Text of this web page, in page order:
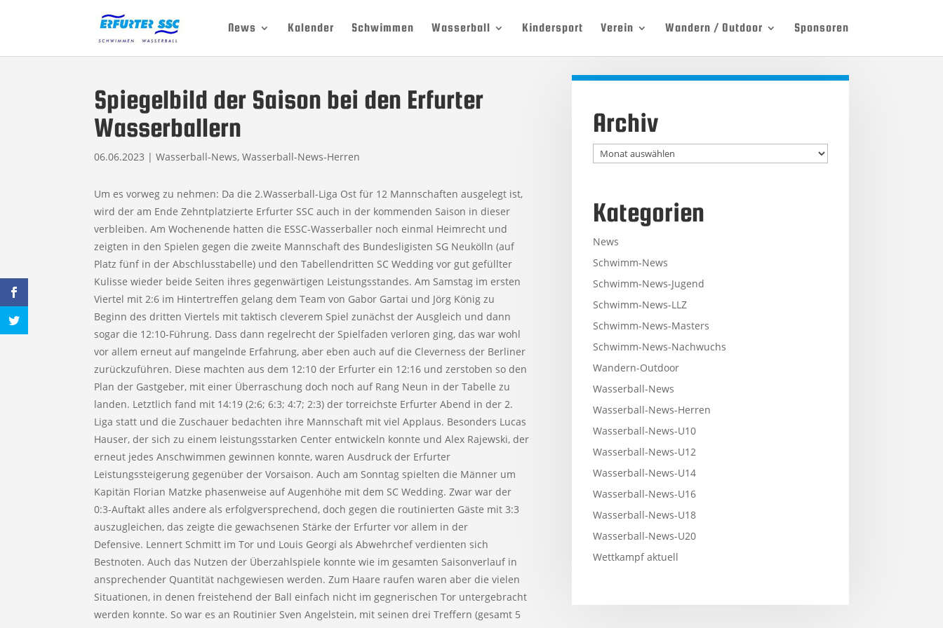
News Kalender Schwimmen Wasserball Kindersport Verein Wandern / Outdoor Sponsoren
Spiegelbild der Saison bei den Erfurter
Wasserballern
06.06.2023 |Wasserball-News,Wasserball-News-Herren
Um es vorweg zu nehmen: Da die 2.Wasserball-Liga Ost für 12 Mannschaften ausgelegt ist,
wird der am Ende Zehntplatzierte Erfurter SSC auch in der kommenden Saison in dieser
verbleiben. Am Wochenende hatten die ESSC-Wasserballer noch einmal Heimrecht und
zeigten in den Spielen gegen die zweite Mannschaft des Bundesligisten SG Neukölln (auf
Platz fünf in der Abschlusstabelle) und den Tabellendritten SC Wedding vor gut gefüllter
Kulisse wieder beide Seiten ihres gegenwärtigen Leistungsstandes. Am Samstag im ersten
Viertel mit 2:6 im Hintertreffen gelang dem Team von Gabor Gartai und Jörg König zu
Beginn des dritten Viertels mit taktisch cleverem Spiel zunächst der Ausgleich und dann
sogar die 12:10-Führung. Dass dann regelrecht der Spielfaden verloren ging, das war wohl
vor allem erneut auf mangelnde Erfahrung, aber eben auch auf die Cleverness der Berliner
zurückzuführen. Diese machten aus dem 12:10 der Erfurter ein 12:16 und zerstoben so den
Plan der Gastgeber, mit einer Überraschung doch noch auf Rang Neun in der Tabelle zu
landen. Letztlich fand mit 14:19 (2:6; 6:3; 4:7; 2:3) der torreichste Erfurter Abend in der 2.
Liga statt und die Zuschauer bedachten ihre Mannschaft mit viel Applaus. Besonders Lucas
Hauser, der sich zu einem leistungsstarken Center entwickeln konnte und Alex Rajewski, der
erneut jedes Anschwimmen gewinnen konnte, waren Ausdruck der Erfurter
Leistungssteigerung gegenüber der Vorsaison. Auch am Sonntag spielten die Männer um
Kapitän Florian Matzke phasenweise auf Augenhöhe mit dem SC Wedding. Zwar war der
0:3-Auftakt alles andere als erfolgversprechend, doch gegen die routinierten Gäste mit 3:3
auszugleichen, das zeigte die gewachsenen Stärke der Erfurter vor allem in der
Defensive. Lennert Schmitt im Tor und Louis Georgi als Abwehrchef verdienten sich
Bestnoten. Auch das Nutzen der Überzahlspiele konnte wie im gesamten Saisonverlauf in
ansprechender Quantität nachgewiesen werden. Zum Haare raufen waren aber die vielen
Situationen, in denen freistehend der Ball einfach nicht im gegnerischen Tor untergebracht
werden konnte. So war es an Routinier Sven Angelstein, mit seinen drei Treffern (gesamt 5
Archiv
Archiv
Kategorien
News
Schwimm-News
Schwimm-News-Jugend
Schwimm-News-LLZ
Schwimm-News-Masters
Schwimm-News-Nachwuchs
Wandern-Outdoor
Wasserball-News
Wasserball-News-Herren
Wasserball-News-U10
Wasserball-News-U12
Wasserball-News-U14
Wasserball-News-U16
Wasserball-News-U18
Wasserball-News-U20
Wettkampf aktuell